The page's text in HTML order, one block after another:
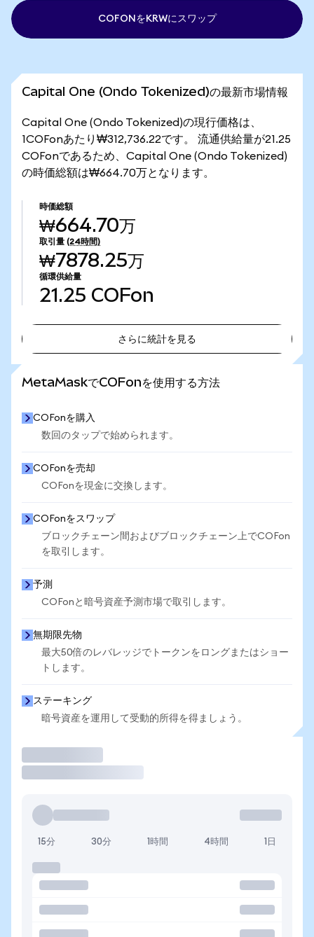
COFONをKRWにスワップ
Capital One (Ondo Tokenized)の最新市場情報
Capital One (Ondo Tokenized)の現行価格は、
1COFonあたり₩312,736.22です。 流通供給量が21.25
COFonであるため、Capital One (Ondo Tokenized)
の時価総額は₩664.70万となります。
時価総額
₩664.70万
取引量 (24時間)
₩7878.25万
循環供給量
21.25 COFon
さらに統計を見る
MetaMaskでCOFonを使用する方法
COFonを購入
数回のタップで始められます。
COFonを売却
COFonを現金に交換します。
COFonをスワップ
ブロックチェーン間およびブロックチェーン上でCOFon
を取引します。
予測
COFonと暗号資産予測市場で取引します。
無期限先物
最大50倍のレバレッジでトークンをロングまたはショー
トします。
ステーキング
暗号資産を運用して受動的所得を得ましょう。
15分 30分 1時間 4時間 1日